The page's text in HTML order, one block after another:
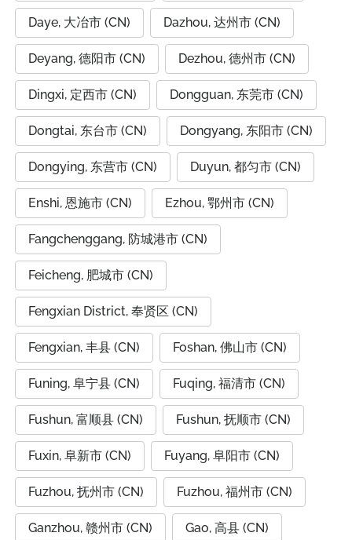
Daye, 大冶市 (CN) Dazhou, 达州市 (CN)
Deyang, 德阳市 (CN) Dezhou, 德州市 (CN)
Dingxi, 定西市 (CN) Dongguan, 东莞市 (CN)
Dongtai, 东台市 (CN) Dongyang, 东阳市 (CN)
Dongying, 东营市 (CN) Duyun, 都匀市 (CN)
Enshi, 恩施市 (CN) Ezhou, 鄂州市 (CN)
Fangchenggang, 防城港市 (CN)
Feicheng, 肥城市 (CN)
Fengxian District, 奉贤区 (CN)
Fengxian, 丰县 (CN) Foshan, 佛山市 (CN)
Funing, 阜宁县 (CN) Fuqing, 福清市 (CN)
Fushun, 富顺县 (CN) Fushun, 抚顺市 (CN)
Fuxin, 阜新市 (CN) Fuyang, 阜阳市 (CN)
Fuzhou, 抚州市 (CN) Fuzhou, 福州市 (CN)
Ganzhou, 赣州市 (CN) Gao, 高县 (CN)